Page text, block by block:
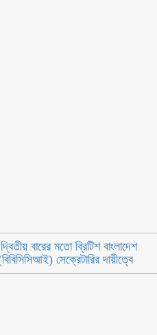
বারের মতো ব্রিটিশ বাংলাদেশ
সেক্রেটারির দায়ীত্বে